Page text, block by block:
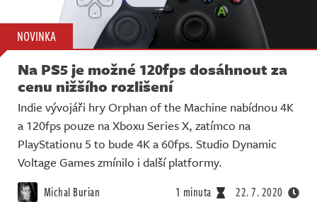
NOVINKA
Na PS5 je možné 120fps dosáhnout za
cenu nižšího rozlišení
Indie vývojáři hry Orphan of the Machine nabídnou 4K
a 120fps pouze na Xboxu Series X, zatímco na
PlayStationu 5 to bude 4K a 60fps. Studio Dynamic
Voltage Games zmínilo i další platformy.
Michal Burian 1 minuta 22. 7. 2020